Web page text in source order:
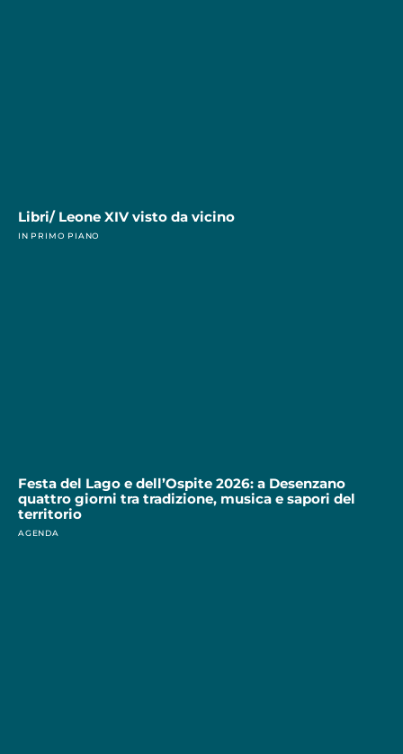
Libri/ Leone XIV visto da vicino
IN PRIMO PIANO
Festa del Lago e dell’Ospite 2026: a Desenzano
quattro giorni tra tradizione, musica e sapori del
territorio
AGENDA